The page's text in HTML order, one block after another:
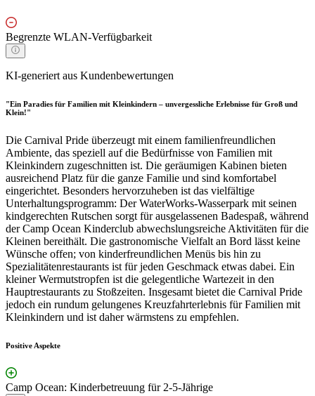
Begrenzte WLAN-Verfügbarkeit
KI-generiert aus Kundenbewertungen
"Ein Paradies für Familien mit Kleinkindern – unvergessliche Erlebnisse für Groß und
Klein!"
Die Carnival Pride überzeugt mit einem familienfreundlichen
Ambiente, das speziell auf die Bedürfnisse von Familien mit
Kleinkindern zugeschnitten ist. Die geräumigen Kabinen bieten
ausreichend Platz für die ganze Familie und sind komfortabel
eingerichtet. Besonders hervorzuheben ist das vielfältige
Unterhaltungsprogramm: Der WaterWorks-Wasserpark mit seinen
kindgerechten Rutschen sorgt für ausgelassenen Badespaß, während
der Camp Ocean Kinderclub abwechslungsreiche Aktivitäten für die
Kleinen bereithält. Die gastronomische Vielfalt an Bord lässt keine
Wünsche offen; von kinderfreundlichen Menüs bis hin zu
Spezialitätenrestaurants ist für jeden Geschmack etwas dabei. Ein
kleiner Wermutstropfen ist die gelegentliche Wartezeit in den
Hauptrestaurants zu Stoßzeiten. Insgesamt bietet die Carnival Pride
jedoch ein rundum gelungenes Kreuzfahrterlebnis für Familien mit
Kleinkindern und ist daher wärmstens zu empfehlen.
Positive Aspekte
Camp Ocean: Kinderbetreuung für 2-5-Jährige